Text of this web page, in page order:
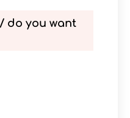
do you want